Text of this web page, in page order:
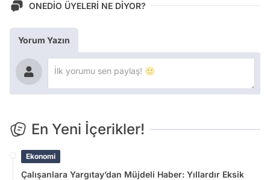
ONEDİO ÜYELERİ NE DİYOR?
Yorum Yazın
En Yeni İçerikler!
Ekonomi
Çalışanlara Yargıtay’dan Müjdeli Haber: Yıllardır Eksik